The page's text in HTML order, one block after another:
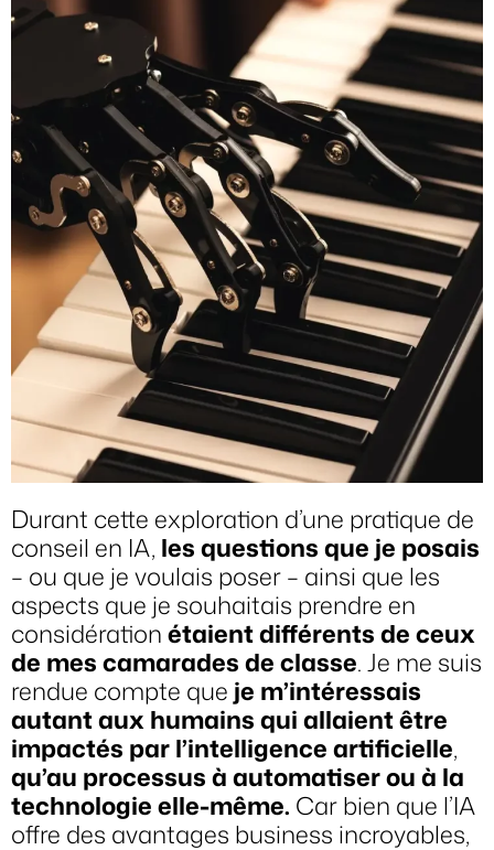
Durant cette exploration d’une pratique de
conseil en IA, les questions que je posais
– ou que je voulais poser – ainsi que les
aspects que je souhaitais prendre en
considérationétaient différents de ceux
de mes camarades de classe. Je me suis
rendue compte que je m’intéressais
autant aux humains qui allaient être
impactés par l’intelligence artificielle,
qu’au processus à automatiser ou à la
technologie elle-même. Car bien que l’IA
offre des avantages business incroyables,